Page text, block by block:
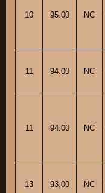
10 95.00 NC
11 94.00 NC
11 94.00 NC
13 93.00 NC